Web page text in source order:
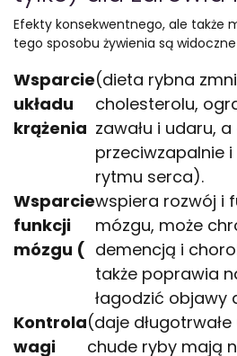
Efekty konsekwentnego, ale także
tego sposobu żywienia są
Wsparcie
układu
krążenia
(dieta rybna
cholesterolu,
zawału i udaru,
przeciwzapalnie
rytmu serca).
Wsparcie
funkcji
mózgu (
wspiera rozwój i
mózgu, może
demencją i
także poprawia
łagodzić objawy
Kontrola
wagi
(daje
chude ryby mają